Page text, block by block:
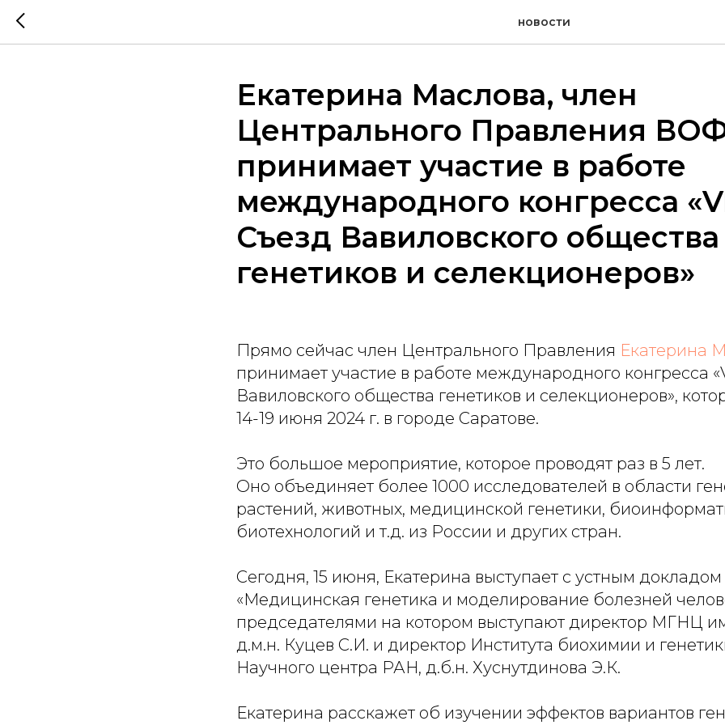
новости
Екатерина Маслова, член
Центрального Правления
принимает участие в работе
международного конгресса
Съезд Вавиловского общества
генетиков и селекционеров»
Прямо сейчас член Центрального Правления Екатерина
принимает участие в работе международного конгресса
Вавиловского общества генетиков и селекционеров»,
14-19 июня 2024 г. в городе Саратове.
Это большое мероприятие, которое проводят раз в 5 лет.
Оно объединяет более 1000 исследователей в области
растений, животных, медицинской генетики,
биотехнологий и т.д. из России и других стран.
Сегодня, 15 июня, Екатерина выступает с устным
«Медицинская генетика и моделирование болезней
председателями на котором выступают директор МГНЦ
д.м.н. Куцев С.И. и директор Института биохимии и
Научного центра РАН, д.б.н. Хуснутдинова Э.К.
Екатерина расскажет об изучении эффектов вариантов